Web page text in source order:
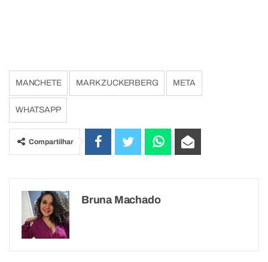
MANCHETE MARK ZUCKERBERG META
WHATSAPP
Compartilhar
Bruna Machado